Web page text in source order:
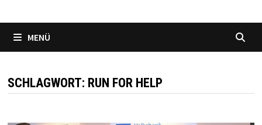
MENÜ
SCHLAGWORT: RUN FOR HELP